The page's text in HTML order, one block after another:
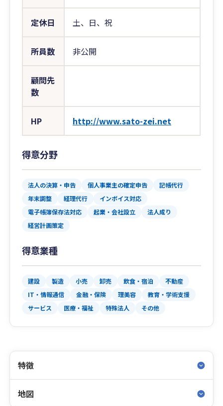
定休日 土、日、祝
所員数 非公開
顧問先
数
HP http://www.sato-zei.net
得意分野
法人の決算・申告 個人事業主の確定申告
記帳代行
年末調整
経理代行
インボイス対応
電子帳簿保存法対応
起業・会社設立
法人成り
経営計画策定
得意業種
建設 製造 小売 卸売 飲食・宿泊
不動産
IT・情報通信
金融・保険 理美容
教育・学術支援
サービス
医療・福祉 特殊法人 その他
特徴
地図